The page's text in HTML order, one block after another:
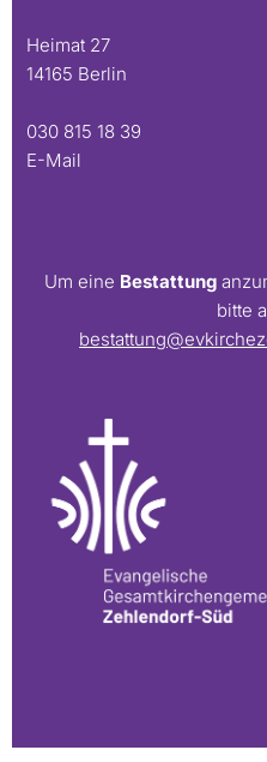
Heimat 27
14165 Berlin
030 815 18 39
E-Mail
Um eine Bestattung
bitte